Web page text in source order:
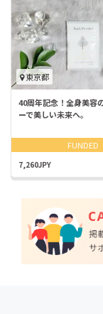
東京都
40周年記念！全身美容
ーで美しい未来へ。
FUNDED
7,260JPY